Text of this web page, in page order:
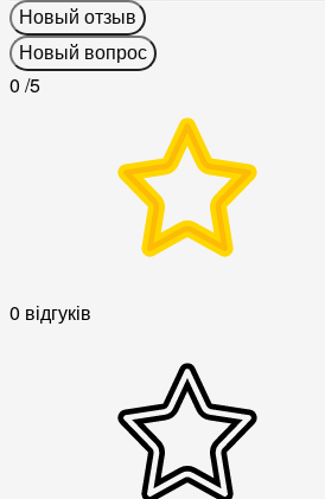
Новый отзыв
Новый вопрос
0 /5
0 відгуків